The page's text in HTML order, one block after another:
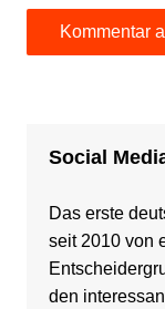
Social
Das erste
seit 2010 von
den